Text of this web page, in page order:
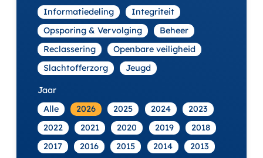
Informatiedeling
Integriteit
Opsporing & Vervolging
Beheer
Reclassering
Openbare veiligheid
Slachtofferzorg
Jeugd
Jaar
Alle
2026 2025 2024
2023
2022
2021 2020 2019
2018
2017
2016 2015 2014
2013